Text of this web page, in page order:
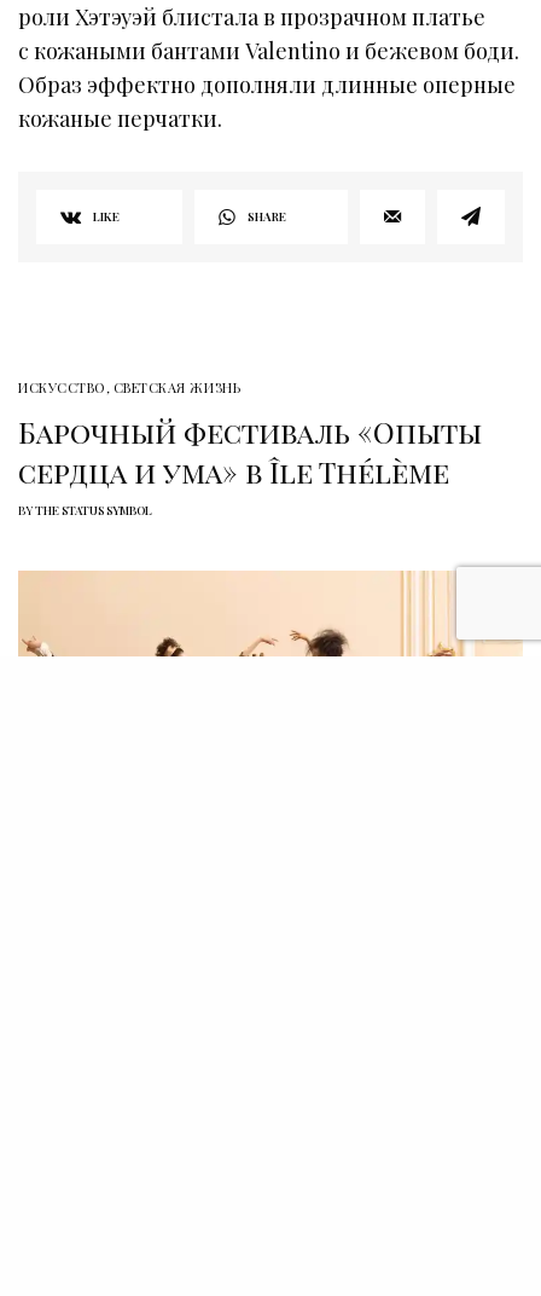
роли Хэтэуэй блистала в прозрачном платье
с кожаными бантами Valentino и бежевом боди.
Образ эффектно дополняли длинные оперные
кожаные перчатки.
LIKE SHARE
ИСКУССТВО , СВЕТСКАЯ ЖИЗНЬ
Барочный фестиваль «Опыты
сердца и ума» в Île Thélème
BYTHE STATUS SYMBOL